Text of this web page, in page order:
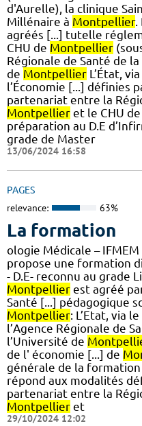
d'Aurelle), la clinique
Millénaire à Montpellier.
agréés [...] tutelle
CHU de Montpellier
Régionale de Santé de
de Montpellier L’État,
l’Économie [...] définies
partenariat entre la
Montpellier et le CHU de
préparation au D.E
grade de Master
13/06/2024 16:58
PAGES
relevance: 63%
La formation
ologie Médicale – IFMEM
propose une formation
- D.E- reconnu au grade
Montpellier est agréé
Santé [...] pédagogique
Montpellier: L’Etat, via
l’Agence Régionale de
l’Université de
de l' économie [...] de
générale de la formation
répond aux modalités
partenariat entre la
Montpellier et
29/10/2024 12:02